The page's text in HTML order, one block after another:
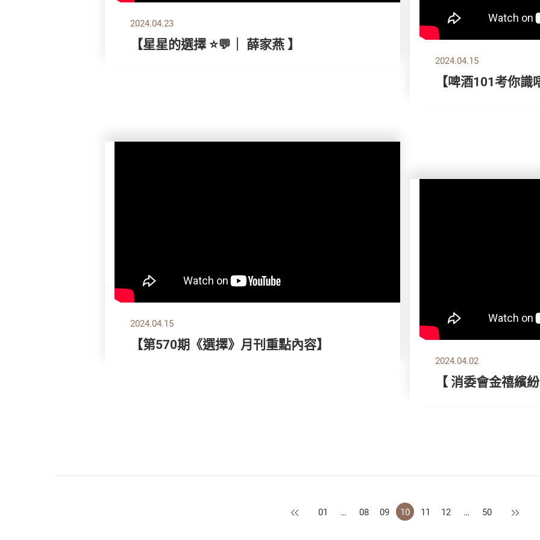
2024.04.23
【星星的選擇 ⭐💬｜ 薛家燕 】
2024.04.15
【啤酒101考你識
2024.04.15
【第570期《選擇》月刊重點內容】
2024.04.02
【 消委會金禧繽
上一頁
01 … 08 09 10 11 12 … 50 下一頁